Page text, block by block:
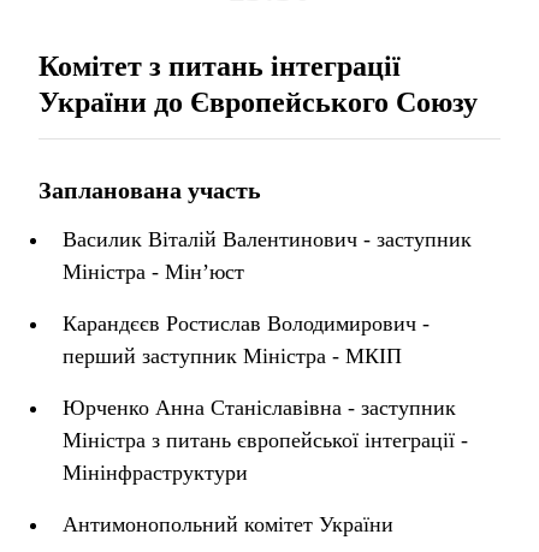
Комітет з питань інтеграції
України до Європейського Союзу
Запланована участь
Василик Віталій Валентинович - заступник
Міністра - Мін’юст
Карандєєв Ростислав Володимирович -
перший заступник Міністра - МКІП
Юрченко Анна Станіславівна - заступник
Міністра з питань європейської інтеграції -
Мінінфраструктури
Антимонопольний комітет України